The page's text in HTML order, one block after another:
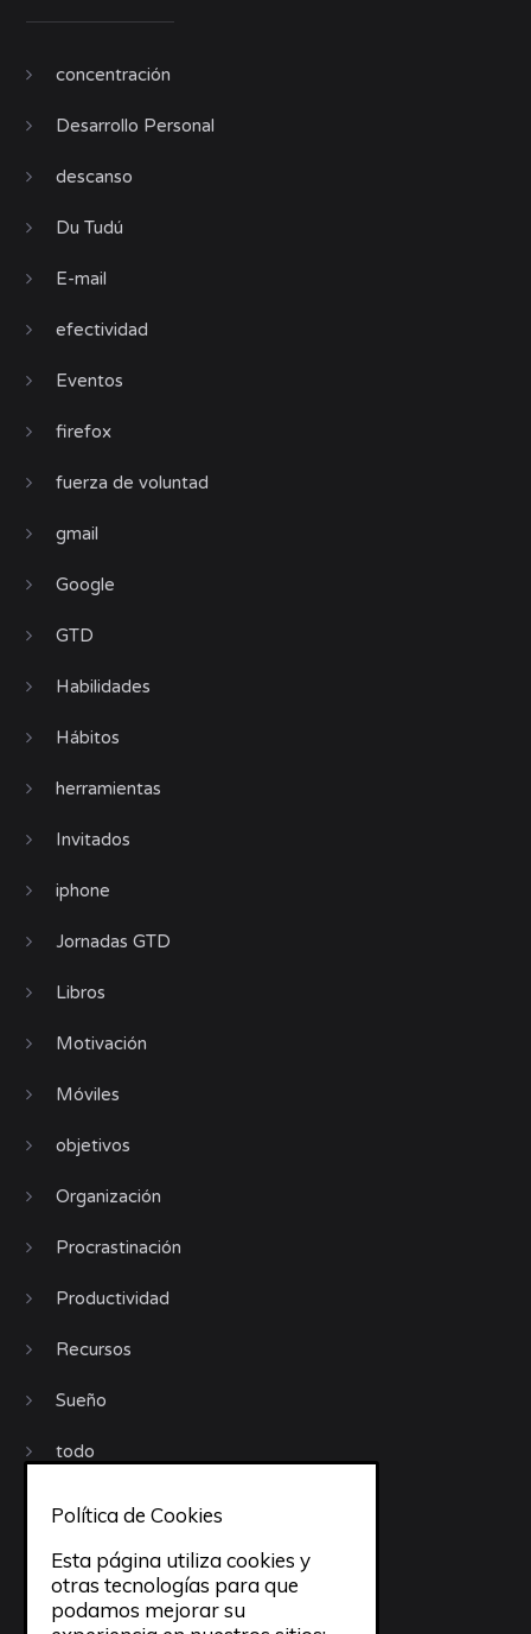
concentración
Desarrollo Personal
descanso
Du Tudú
E-mail
efectividad
Eventos
firefox
fuerza de voluntad
gmail
Google
GTD
Habilidades
Hábitos
herramientas
Invitados
iphone
Jornadas GTD
Libros
Motivación
Móviles
objetivos
Organización
Procrastinación
Productividad
Recursos
Sueño
todo
trabajo
Trucos
Uncategorized
Política de Cookies
Esta página utiliza cookies y
otras tecnologías para que
podamos mejorar su